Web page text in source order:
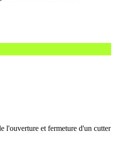
l'ouverture et fermeture d'un cutter